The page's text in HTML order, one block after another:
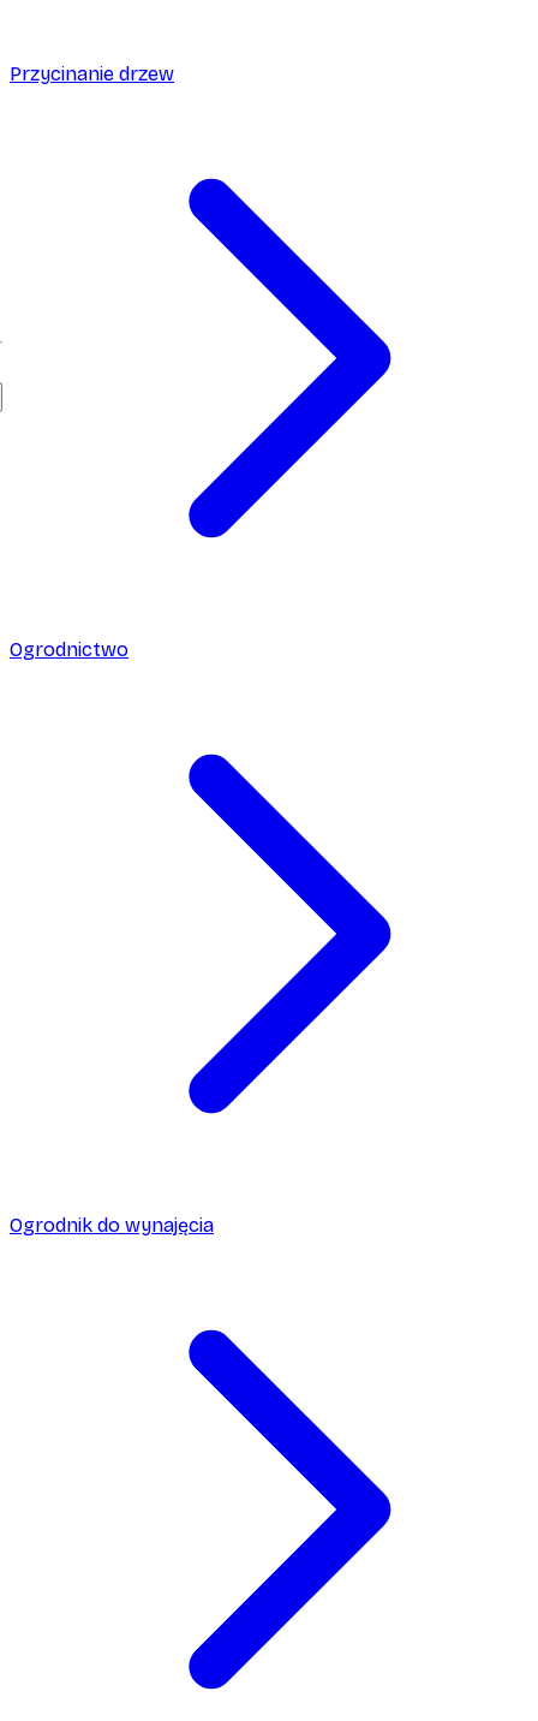
Przycinanie drzew
Ogrodnictwo
Ogrodnik do wynajęcia